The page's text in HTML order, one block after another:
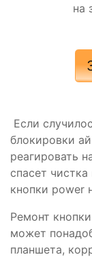
на
Если
блокировки
реагировать
спасет
кнопки power
Ремонт
может
планшета,